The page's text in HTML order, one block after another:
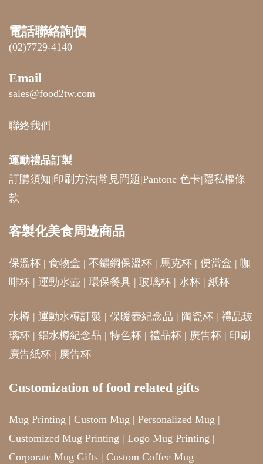
電話聯絡詢價
(02)7729-4140
Email
sales@food2tw.com
聯絡我們
運動禮品訂製
訂購須知|印刷方法|常見問題|Pantone 色卡| 隱私權條
款
客製化美食周邊商品
保溫杯 | 食物盒 | 不鏽鋼保溫杯 | 馬克杯 | 便當盒 | 咖
啡杯 | 運動水壺 | 環保餐具 | 玻璃杯 | 水杯 | 紙杯
水樽 | 運動水樽訂製 | 保暖壺紀念品 | 陶瓷杯 | 禮品玻
璃杯 | 鋁水樽紀念品 | 特色杯 | 禮品杯 | 廣告杯 | 印刷
廣告紙杯 | 廣告杯
Customization of food related gifts
Mug Printing | Custom Mug | Personalized Mug |
Customized Mug Printing | Logo Mug Printing |
Corporate Mug Gifts | Custom Coffee Mug